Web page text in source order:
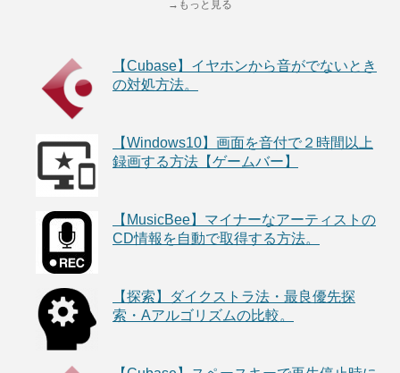
→もっと見る
【Cubase】イヤホンから音がでないとき
の対処方法。
【Windows10】画面を音付で２時間以上
録画する方法【ゲームバー】
【MusicBee】マイナーなアーティストの
CD情報を自動で取得する方法。
【探索】ダイクストラ法・最良優先探
索・Aアルゴリズムの比較。